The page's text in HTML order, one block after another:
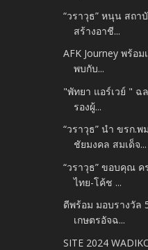
“วราวุธ” หนุน สถ
สร้างอาชี...
AFK Journey พร้อ
พบกับ...
"พัทยา แอร์เวย์ " ฉ
รองผู้...
“วราวุธ” นำ ขรก.
ชัยมงคล สมเด็จ...
“วราวุธ” ขอบคุณ
ไทย-โค้ช ...
ดีพร้อม มอบรางวัล
เกษตรอัจฉ...
SITE 2024